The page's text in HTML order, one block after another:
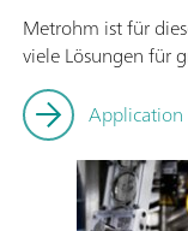
Metrohm ist für
viele Lösungen für
Application